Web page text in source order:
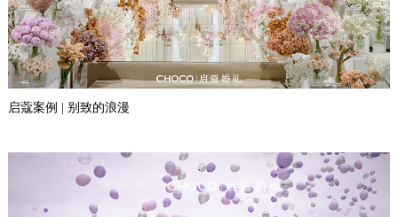
启蔻案例 | 别致的浪漫